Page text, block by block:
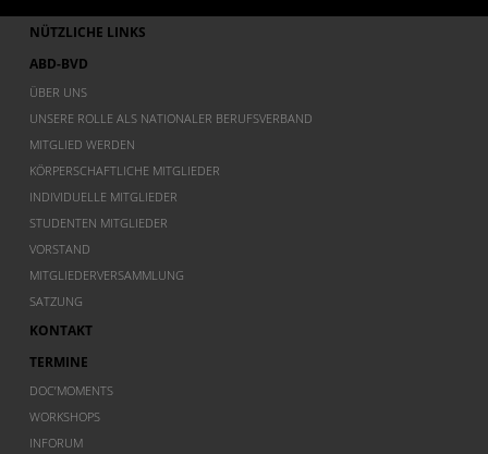
NÜTZLICHE LINKS
ABD-BVD
ÜBER UNS
UNSERE ROLLE ALS NATIONALER BERUFSVERBAND
MITGLIED WERDEN
KÖRPERSCHAFTLICHE MITGLIEDER
INDIVIDUELLE MITGLIEDER
STUDENTEN MITGLIEDER
VORSTAND
MITGLIEDERVERSAMMLUNG
SATZUNG
KONTAKT
TERMINE
DOC’MOMENTS
WORKSHOPS
INFORUM